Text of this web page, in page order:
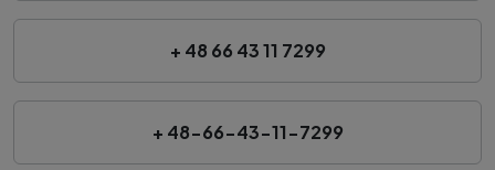
+ 48 66 43 11 7299
+ 48-66-43-11-7299